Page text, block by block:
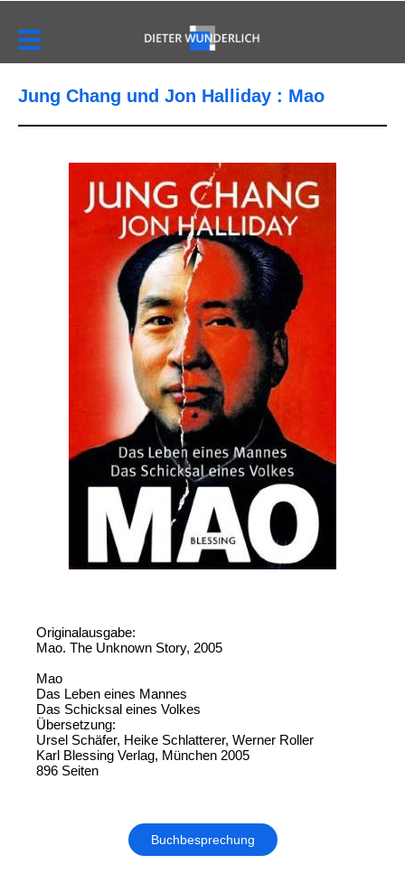
Jung Chang und Jon Halliday : Mao
Originalausgabe:
Mao. The Unknown Story, 2005
Mao
Das Leben eines Mannes
Das Schicksal eines Volkes
Übersetzung:
Ursel Schäfer, Heike Schlatterer, Werner Roller
Karl Blessing Verlag, München 2005
896 Seiten
Buchbesprechung